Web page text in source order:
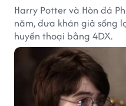
Harry Potter và Hòn đá
năm, đưa khán giả sống
huyền thoại bằng 4DX.